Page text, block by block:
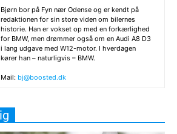
Bjørn bor på Fyn nær Odense og er kendt på
redaktionen for sin store viden om bilernes
historie. Han er vokset op med en forkærlighed
for BMW, men drømmer også om en Audi A8 D3
i lang udgave med W12-motor. I hverdagen
kører han – naturligvis – BMW.
Mail: bj@boosted.dk